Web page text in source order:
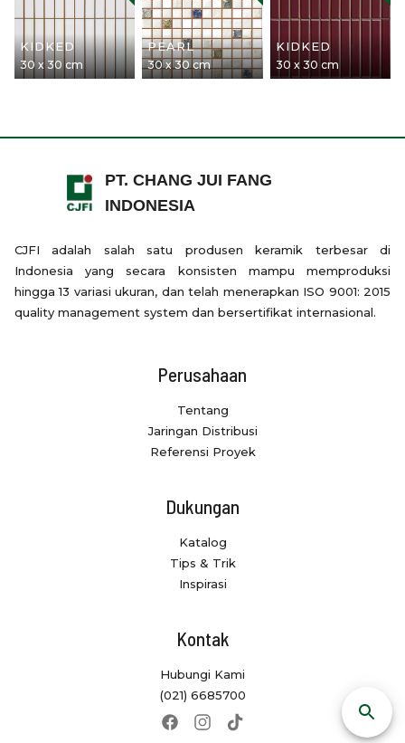
KIDKED
30 x 30 cm
PEARL
30 x 30 cm
KIDKED
30 x 30 cm
PT. CHANG JUI FANG
INDONESIA
CJFI adalah salah satu produsen keramik terbesar di
Indonesia yang secara konsisten mampu memproduksi
hingga 13 variasi ukuran, dan telah menerapkan ISO 9001: 2015
quality management system dan bersertifikat internasional.
Perusahaan
Tentang
Jaringan Distribusi
Referensi Proyek
Dukungan
Katalog
Tips & Trik
Inspirasi
Kontak
Hubungi Kami
(021) 6685700